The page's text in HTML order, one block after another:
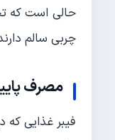
حالی است که
چربی سالم
مصرف
فیبر غذایی